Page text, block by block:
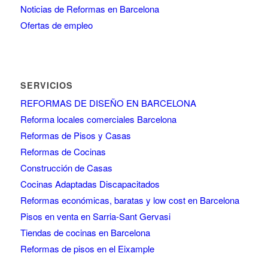
Noticias de Reformas en Barcelona
Ofertas de empleo
SERVICIOS
REFORMAS DE DISEÑO EN BARCELONA
Reforma locales comerciales Barcelona
Reformas de Pisos y Casas
Reformas de Cocinas
Construcción de Casas
Cocinas Adaptadas Discapacitados
Reformas económicas, baratas y low cost en Barcelona
Pisos en venta en Sarria-Sant Gervasi
Tiendas de cocinas en Barcelona
Reformas de pisos en el Eixample